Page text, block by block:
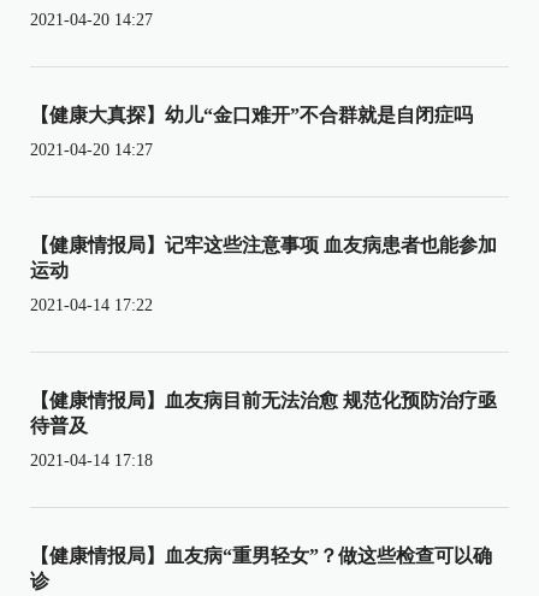
2021-04-20 14:27
【健康大真探】幼儿“金口难开”不合群就是自闭症吗
2021-04-20 14:27
【健康情报局】记牢这些注意事项 血友病患者也能参加
运动
2021-04-14 17:22
【健康情报局】血友病目前无法治愈 规范化预防治疗亟
待普及
2021-04-14 17:18
【健康情报局】血友病“重男轻女”？做这些检查可以确
诊